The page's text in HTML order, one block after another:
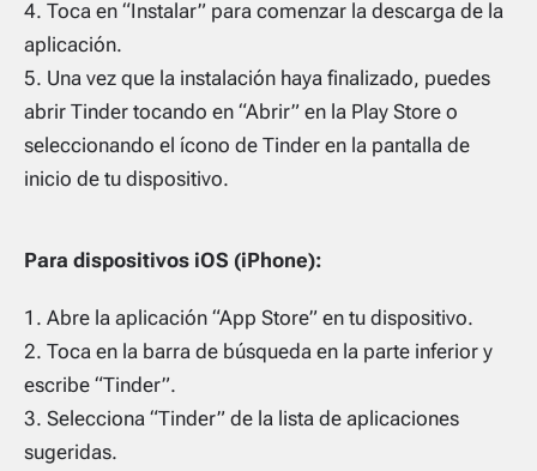
Toca en “Instalar” para comenzar la descarga de la
aplicación.
Una vez que la instalación haya finalizado, puedes
abrir Tinder tocando en “Abrir” en la Play Store o
seleccionando el ícono de Tinder en la pantalla de
inicio de tu dispositivo.
Para dispositivos iOS (iPhone):
Abre la aplicación “App Store” en tu dispositivo.
Toca en la barra de búsqueda en la parte inferior y
escribe “Tinder”.
Selecciona “Tinder” de la lista de aplicaciones
sugeridas.